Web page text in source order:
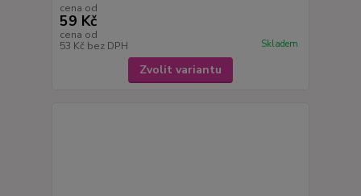
cena od
59 Kč
cena od
53 Kč bez DPH Skladem
Zvolit variantu